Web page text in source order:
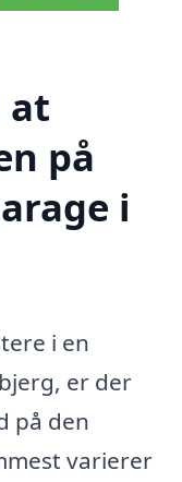
at
på
i
i en
er der
på den
varierer